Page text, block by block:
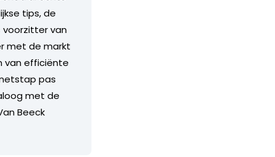
tips, de
voorzitter van
met de markt
van efficiënte
pas
met de
Beeck